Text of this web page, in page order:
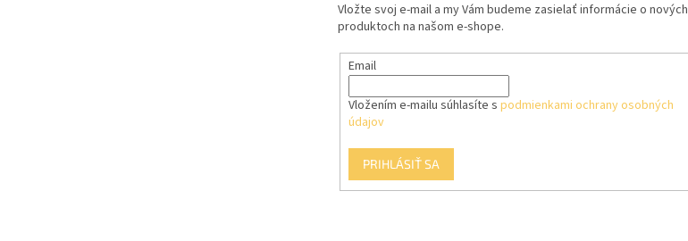
Vložte svoj e-mail a my Vám budeme zasielať informácie o nových
produktoch na našom e-shope.
Email
Vložením e-mailu súhlasíte s podmienkami ochrany osobných
údajov
PRIHLÁSIŤ SA